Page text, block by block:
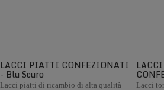
LACCI PIATTI CONFEZIONATI
- Blu Scuro
Lacci piatti di ricambio di alta qualità
Lacci